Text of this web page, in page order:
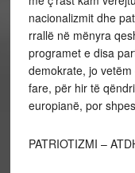
nacionalizmit dhe
rrallë në mënyra
programet e disa
demokrate, jo
fare, për hir të
europianë, por
PATRIOTIZMI –